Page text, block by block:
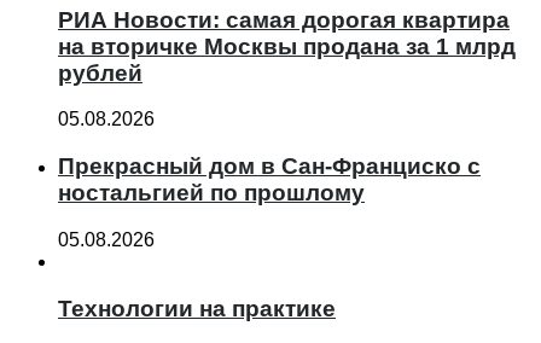
РИА Новости: самая дорогая квартира
на вторичке Москвы продана за 1 млрд
рублей
05.08.2026
Прекрасный дом в Сан-Франциско с
ностальгией по прошлому
05.08.2026
Технологии на практике